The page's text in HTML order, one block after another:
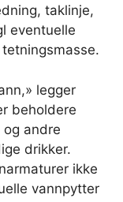
taklinje,
eventuelle
legger
beholdere
andre
drikker.
ikke
vannpytter